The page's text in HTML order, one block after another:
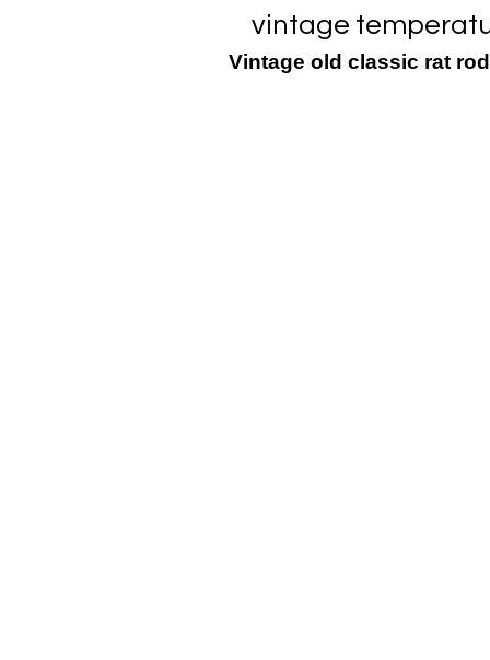
vintage
Vintage old classic rat